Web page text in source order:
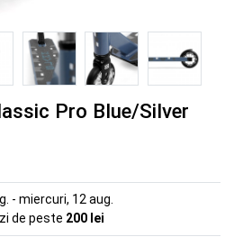
Pro Blue/Silver
- miercuri, 12 aug.
de peste 200 lei